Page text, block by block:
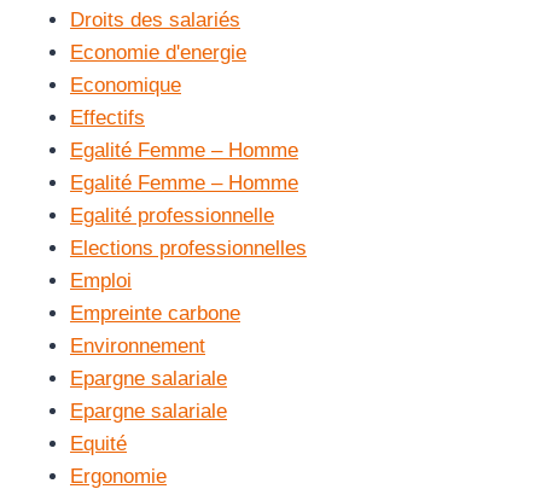
Droits des salariés
Economie d'energie
Economique
Effectifs
Egalité Femme – Homme
Egalité Femme – Homme
Egalité professionnelle
Elections professionnelles
Emploi
Empreinte carbone
Environnement
Epargne salariale
Epargne salariale
Equité
Ergonomie